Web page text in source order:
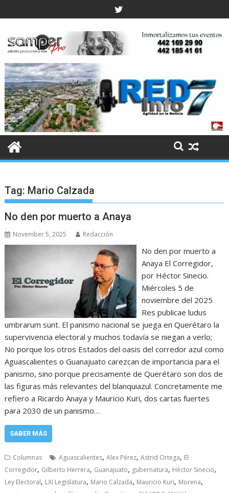
to
Tag: Mario Calzada
No den por muerto a Anaya
November 5, 2025 Redacción
No den por muerto a
Anaya El Corregidor,
por Héctor Sinecio.
Miércoles 5 de
noviembre del 2025
Res publicae ludus
umbrarum sunt. El panismo nacional se juega en Querétaro la
supervivencia electoral y muchos todavía se niegan a verlo;
No porque los otros Estados del oasis del corredor azul como
Aguascalientes o Guanajuato carezcan de importancia para el
panismo, sino porque precisamente de Querétaro son dos de
las figuras más relevantes del blanquiazul. Concretamente me
refiero a Ricardo Anaya y Mauricio Kuri, dos cartas fuertes
para 2030 de un panismo…
SABER MÁS
Columnas Aguascalientes,Alex Pérez,Astrid Ortega, El
Corregidor, Gilberto Herrera, Guanajuato, gubernatura, Héctor Sinecio,
Ley Electoral, LXI Legislatura, Mario Calzada, Mauricio Kuri, Morena,